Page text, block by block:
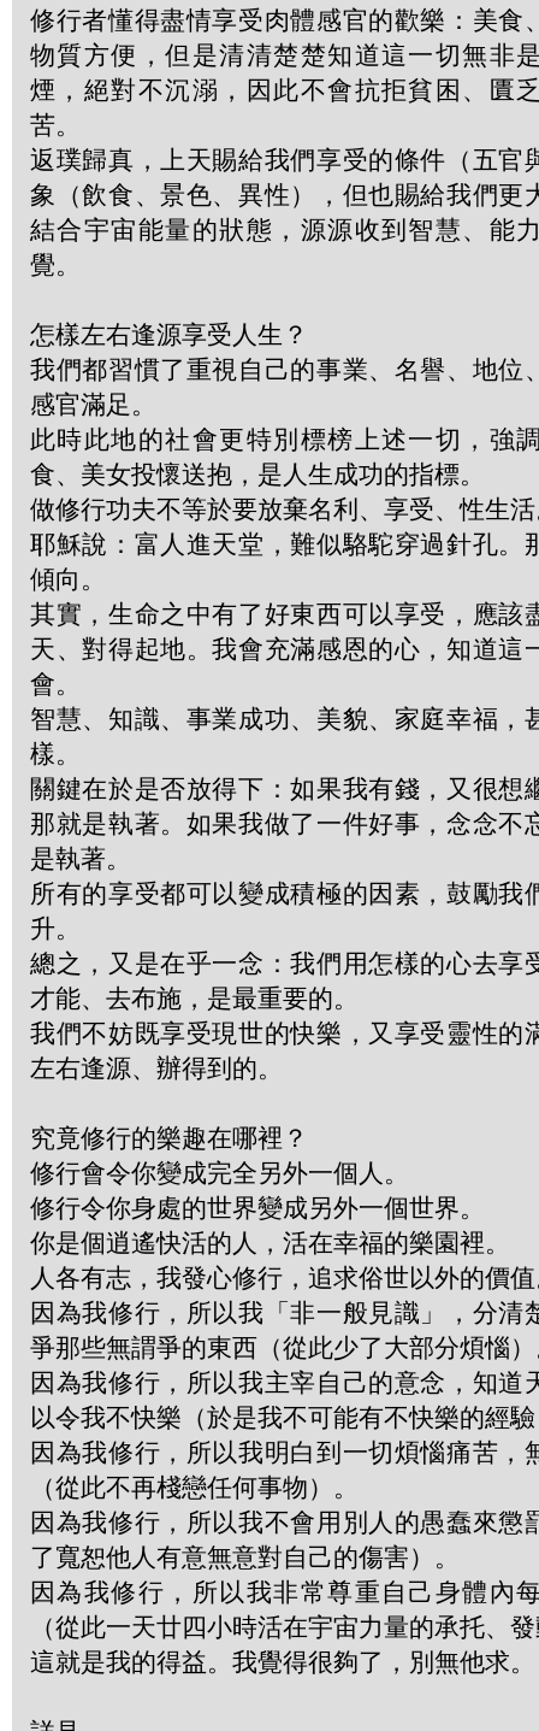
修行者懂得盡情享受肉體感官的歡樂：美食
物質方便，但是清清楚楚知道這一切無非
煙，絕對不沉溺，因此不會抗拒貧困、匱
苦。
返璞歸真，上天賜給我們享受的條件（五官
象（飲食、景色、異性），但也賜給我們更
結合宇宙能量的狀態，源源收到智慧、能
覺。
怎樣左右逢源享受人生？
我們都習慣了重視自己的事業、名譽、地位
感官滿足。
此時此地的社會更特別標榜上述一切，強
食、美女投懷送抱，是人生成功的指標。
做修行功夫不等於要放棄名利、享受、性生
耶穌說：富人進天堂，難似駱駝穿過針孔。
傾向。
其實，生命之中有了好東西可以享受，應該
天、對得起地。我會充滿感恩的心，知道這
會。
智慧、知識、事業成功、美貌、家庭幸福，
樣。
關鍵在於是否放得下：如果我有錢，又很想
那就是執著。如果我做了一件好事，念念不
是執著。
所有的享受都可以變成積極的因素，鼓勵我
升。
總之，又是在乎一念：我們用怎樣的心去享
才能、去布施，是最重要的。
我們不妨既享受現世的快樂，又享受靈性的
左右逢源、辦得到的。
究竟修行的樂趣在哪裡？
修行會令你變成完全另外一個人。
修行令你身處的世界變成另外一個世界。
你是個逍遙快活的人，活在幸福的樂園裡。
人各有志，我發心修行，追求俗世以外的價
因為我修行，所以我「非一般見識」，分清
爭那些無謂爭的東西（從此少了大部分煩惱
因為我修行，所以我主宰自己的意念，知道
以令我不快樂（於是我不可能有不快樂的經
因為我修行，所以我明白到一切煩惱痛苦，
（從此不再棧戀任何事物）。
因為我修行，所以我不會用別人的愚蠢來懲
了寬恕他人有意無意對自己的傷害）。
因為我修行，所以我非常尊重自己身體內
（從此一天廿四小時活在宇宙力量的承托、
這就是我的得益。我覺得很夠了，別無他求。